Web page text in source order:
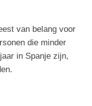
van belang voor
die minder
in Spanje zijn,